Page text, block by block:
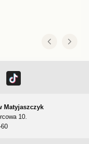
Matyjaszczyk
10.